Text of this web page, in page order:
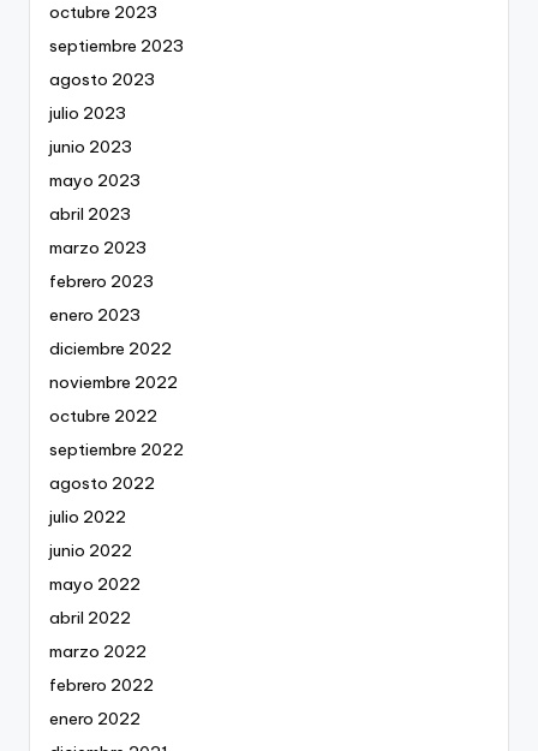
octubre 2023
septiembre 2023
agosto 2023
julio 2023
junio 2023
mayo 2023
abril 2023
marzo 2023
febrero 2023
enero 2023
diciembre 2022
noviembre 2022
octubre 2022
septiembre 2022
agosto 2022
julio 2022
junio 2022
mayo 2022
abril 2022
marzo 2022
febrero 2022
enero 2022